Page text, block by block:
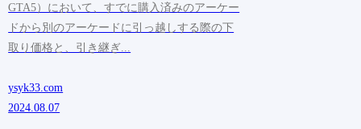
GTA5）において、すでに購入済みのアーケー
ドから別のアーケードに引っ越しする際の下
取り価格と、引き継ぎ...
ysyk33.com
2024.08.07